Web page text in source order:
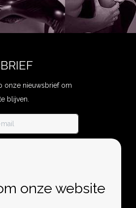
onze nieuwsbrief om
blijven.
onze website